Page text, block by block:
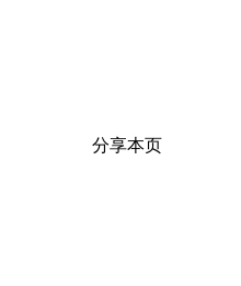
分享本页